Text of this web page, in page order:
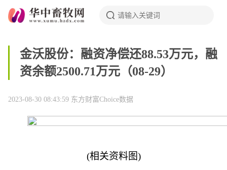
金沃股份：融资净偿还88.53万元，融
资余额2500.71万元（08-29）
2023-08-30 08:43:59 东方财富Choice数据
(相关资料图)